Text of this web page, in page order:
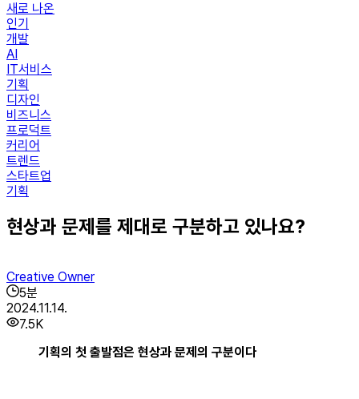
새로 나온
인기
개발
AI
IT서비스
기획
디자인
비즈니스
프로덕트
커리어
트렌드
스타트업
기획
현상과 문제를 제대로 구분하고 있나요?
Creative Owner
5분
2024.11.14.
7.5K
기획의 첫 출발점은 현상과 문제의 구분이다